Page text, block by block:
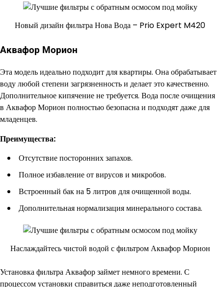
Новый дизайн фильтра Нова Вода – Prio Expert M420
Аквафор Морион
Эта модель идеально подходит для квартиры. Она обрабатывает
воду любой степени загрязненность и делает это качественно.
Дополнительное кипячение не требуется. Вода после очищения
в Аквафор Морион полностью безопасна и подходят даже для
младенцев.
Преимущества:
Отсутствие посторонних запахов.
Полное избавление от вирусов и микробов.
Встроенный бак на 5 литров для очищенной воды.
Дополнительная нормализация минерального состава.
Наслаждайтесь чистой водой с фильтром Аквафор Морион
Установка фильтра Аквафор займет немного времени. С
процессом установки справиться даже неподготовленный